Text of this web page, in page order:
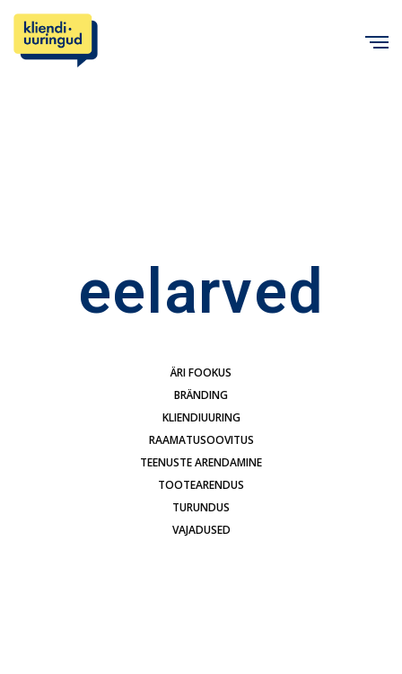
eelarved
ÄRI FOOKUS
BRÄNDING
KLIENDIUURING
RAAMATUSOOVITUS
TEENUSTE ARENDAMINE
TOOTEARENDUS
TURUNDUS
VAJADUSED